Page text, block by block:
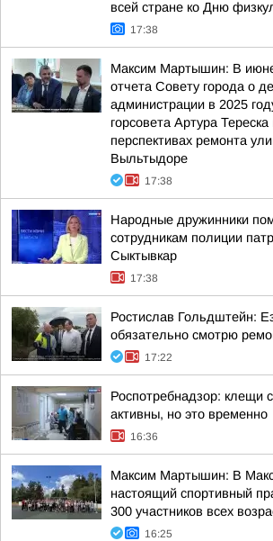
всей стране ко Дню
17:38
Максим Мартышин: В
отчета Совету города о
администрации в 2025
горсовета Артура
перспективах ремонта
Выльтыдоре
17:38
Народные дружинники
сотрудникам полиции
Сыктывкар
17:38
Ростислав Гольдштейн:
обязательно смотрю
17:22
Роспотребнадзор: клещи
активны, но это временно
16:36
Максим Мартышин: В
настоящий спортивный
300 участников всех
16:25